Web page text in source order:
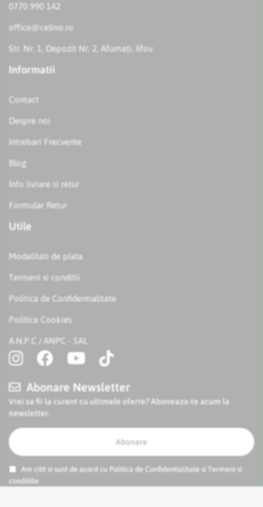
0770 990 142
office@celino.ro
Str. Nr. 1, Depozit Nr. 2, Afumați, Ilfov
Informatii
Contact
Despre noi
Intrebari Frecvente
Blog
Info livrare si retur
Formular Retur
Utile
Modalitati de plata
Termeni si conditii
Politica de Confidentialitate
Politica Cookies
A.N.P.C / ANPC - SAL
Abonare Newsletter
Vrei sa fii la curent cu ultimele oferte? Aboneaza-te acum la
newsletter.
Abonare
Am citit si sunt de acord cu Politica de Confidentialitate si
Termeni si
conditiile